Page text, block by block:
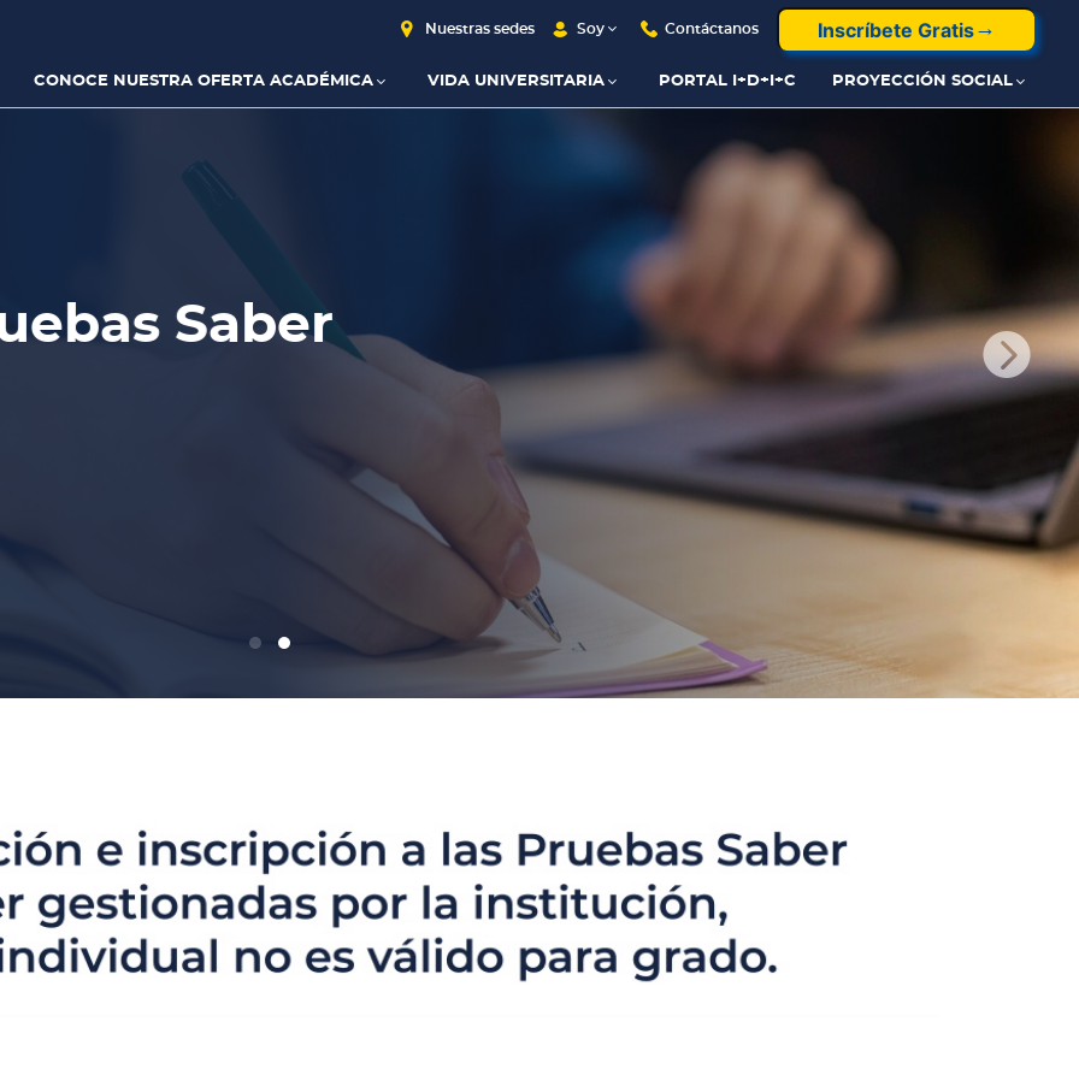
Nuestras sedes Soy Contáctanos Inscríbete Gratis
CONOCE NUESTRA OFERTA ACADÉMICA VIDA UNIVERSITARIA PORTAL I+D+I+C PROYECCIÓN SOCIAL
Saber MAX: acompañamiento
inteligente para tu Prueba
Saber Accede a simulaciones de examen y fortalece tu preparación con IA especializada.
CLIC AQUÍ
